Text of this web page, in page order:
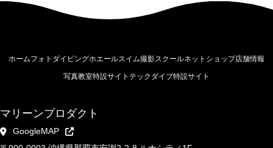
ホームフォトダイビングホエールスイム撮影スクールネットショップ店舗情報
写真教室特設サイト テックダイブ特設サイト
マリーンプロダクト
GoogleMAP